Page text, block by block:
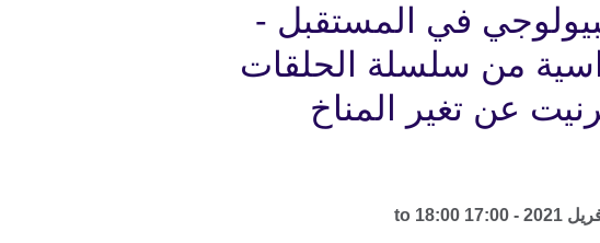
في المستقبل -
من سلسلة الحلقات
عن تغير المناخ
17:00
to
18:00